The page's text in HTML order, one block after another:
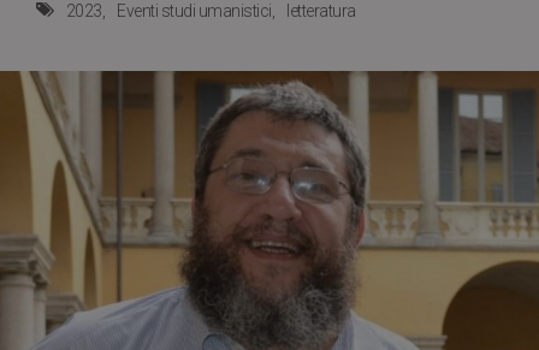
2023 Eventi studi umanistici letteratura